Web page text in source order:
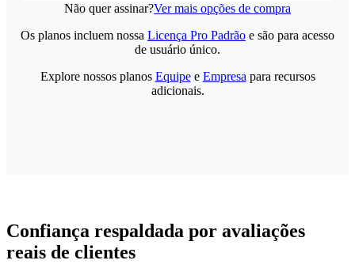
Não quer assinar?Ver mais opções de compra
Os planos incluem nossa Licença Pro Padrão e são para acesso
de usuário único.
Explore nossos planos Equipee Empresa para recursos
adicionais.
Confiança respaldada por avaliações
reais de clientes